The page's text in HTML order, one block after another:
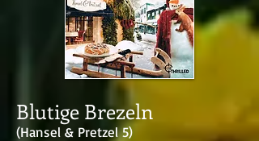
Blutige Brezeln
(Hansel & Pretzel 5)